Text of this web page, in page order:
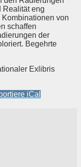
Realität eng
von
schaffen
der
Begehrte
Exlibris
iCal